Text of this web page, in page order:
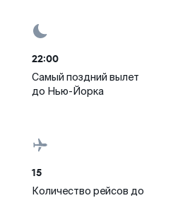
22:00
Самый поздний вылет
до Нью-Йорка
15
Количество рейсов до